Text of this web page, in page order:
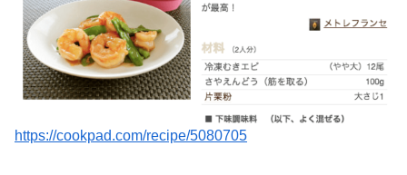
https://cookpad.com/recipe/5080705